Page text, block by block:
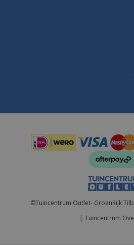
©Tuincentrum Outlet- GroenRijk
Tuincentrum